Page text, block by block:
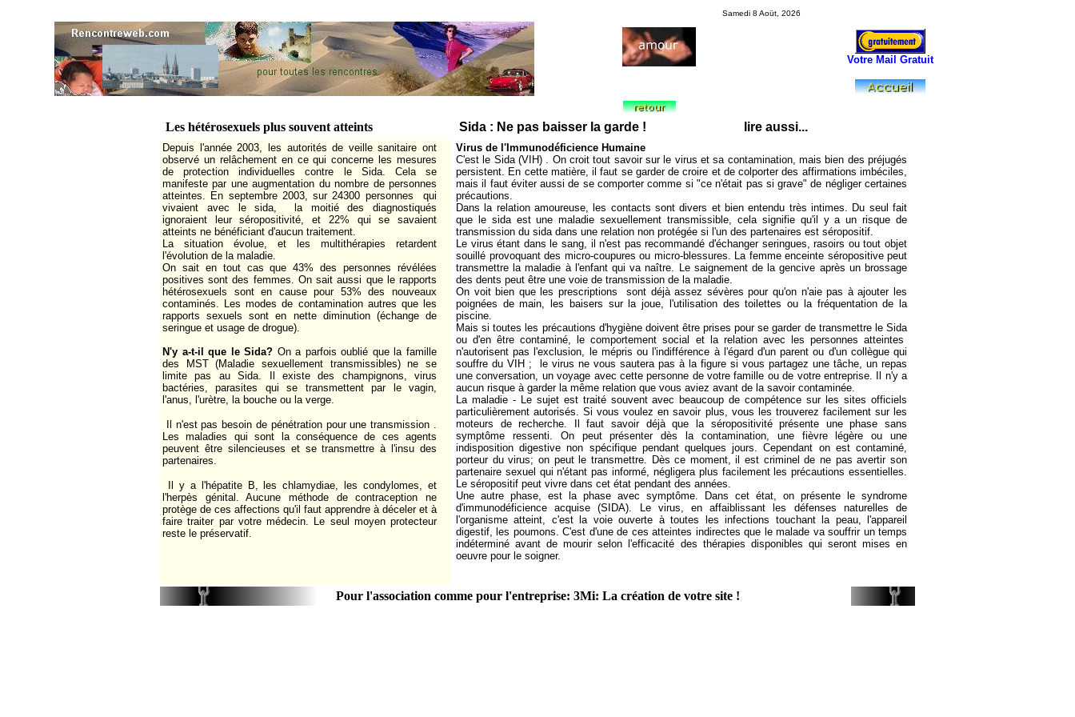
Samedi 8 Aoüt, 2026
Votre Mail Gratuit
Les hétérosexuels plus souvent atteints Sida : Ne pas baisser la garde ! lire aussi...
Depuis l'année 2003, les autorités de veille sanitaire ont
observé un relâchement en ce qui concerne les mesures
de protection individuelles contre le Sida. Cela se
manifeste par une augmentation du nombre de personnes
atteintes. En septembre 2003, sur 24300 personnes qui
vivaient avec le sida, la moitié des diagnostiqués
ignoraient leur séropositivité, et 22% qui se savaient
atteints ne bénéficiant d'aucun traitement.
La situation évolue, et
es multithérapies retardent
l'évolution de la maladie.
On sait en tout cas que 43% des personnes révélées
positives sont des femmes. On sait aussi que le rapports
hétérosexuels sont en cause pour 53% des nouveaux
contaminés. Les modes de contamination autres que les
rapports sexuels sont en nette diminution (échange de
seringue et usage de drogue).
N'y a-t-il que le Sida? On a parfois oublié que la famille
des MST (Maladie sexuellement transmissibles) ne se
limite pas au Sida. Il existe des champignons, virus
bactéries, parasites qui se transmettent par le vagin,
l'anus, l'urètre, la bouche ou la verge.
Il n'est pas besoin de pénétration pour une transmission .
Les maladies qui sont la conséquence de ces agents
peuvent être silencieuses et se transmettre à l'insu des
partenaires.
Il y a l'hépatite B, les chlamydiae, les condylomes, et
l'herpès génital. Aucune méthode de contraception ne
protège de ces affections qu'il faut apprendre à déceler et à
faire traiter par votre médecin. Le seul moyen protecteur
reste le préservatif.
Virus de l'Immunodéficience Humaine
C'est le Sida (VIH) . On croit tout savoir sur le virus et sa contamination, mais bien des préjugés
persistent. En cette matière, il faut se garder de croire et de colporter des affirmations imbéciles,
mais il faut éviter aussi de se comporter comme si "ce n'était pas si grave" de négliger certaines
précautions.
Dans la relation amoureuse, les contacts sont divers et bien entendu très intimes. Du seul fait
que le sida est une maladie sexuellement transmissible, cela signifie qu'il y a un risque de
transmission du sida dans une relation non protégée si l'un des partenaires est séropositif.
Le virus étant dans le sang, il n'est pas recommandé d'échanger seringues, rasoirs ou tout objet
souillé provoquant des micro-coupures ou micro-blessures. La femme enceinte séropositive peut
transmettre la maladie à l'enfant qui va naître. Le saignement de la gencive après un brossage
des dents peut être une voie de transmission de la maladie.
On voit bien que les prescriptions sont déjà assez sévères pour qu'on n'aie pas à ajouter les
poignées de main, les baisers sur la joue, l'utilisation des toilettes ou la fréquentation de la
piscine.
Mais si toutes les précautions d'hygiène doivent être prises pour se garder de transmettre le Sida
ou d'en être contaminé, le comportement social et la relation avec les personnes atteintes
n'autorisent pas l'exclusion, le mépris ou l'indifférence à l'égard d'un parent ou d'un collègue qui
souffre du VIH ; le virus ne vous sautera pas à la figure si vous partagez une tâche, un repas
une conversation, un voyage avec cette personne de votre famille ou de votre entreprise. Il n'y a
aucun risque à garder la même relation que vous aviez avant de la savoir contaminée.
La maladie - Le sujet est traité souvent avec beaucoup de compétence sur les sites officiels
particulièrement autorisés. Si vous voulez en savoir plus, vous les trouverez facilement sur les
moteurs de recherche. Il faut savoir déjà que la séropositivité présente une phase sans
symptôme ressenti. On peut présenter dès la contamination, une fièvre légère ou une
indisposition digestive non spécifique pendant quelques jours. Cependant on est contaminé,
porteur du virus; on peut le transmettre. Dès ce moment, il est criminel de ne pas avertir son
partenaire sexuel qui n'étant pas informé, négligera plus facilement les précautions essentielles.
Le séropositif peut vivre dans cet état pendant des années.
Une autre phase, est la phase avec symptôme. Dans cet état, on présente le syndrome
d'immunodéficience acquise (SIDA). Le virus, en affaiblissant les défenses naturelles de
l'organisme atteint, c'est la voie ouverte à toutes les infections touchant la peau, l'appareil
digestif, les poumons. C'est d'une de ces atteintes indirectes que le malade va souffrir un temps
indéterminé avant de mourir selon l'efficacité des thérapies disponibles qui seront mises en
oeuvre pour le soigner.
Pour l'association comme pour l'entreprise: 3Mi: La création de votre site !